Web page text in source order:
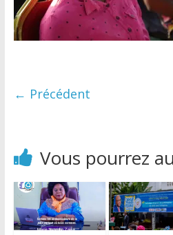
← Précédent
Vous pourrez